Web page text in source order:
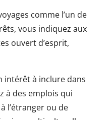
comme l’un de
vous indiquez aux
ouvert d’esprit,
intérêt à inclure dans
à des emplois qui
l’étranger ou de